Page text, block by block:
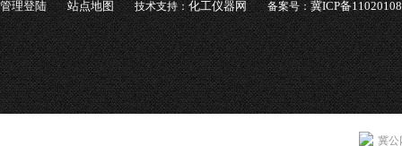
管理登陆 站点地图 技术支持：化工仪器网 备案号：冀ICP备
冀公